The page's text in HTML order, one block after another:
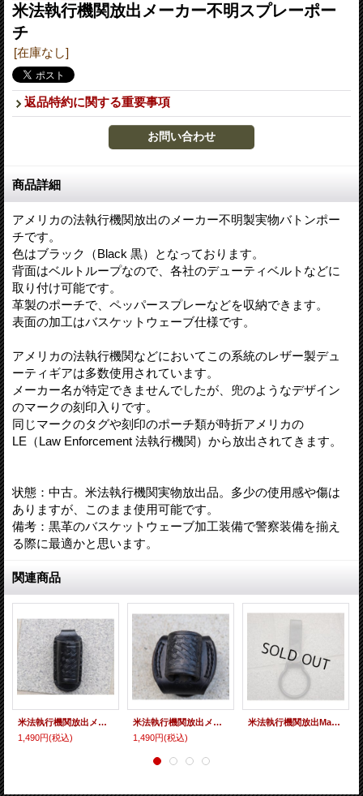
米法執行機関放出メーカー不明スプレーポー
チ
[在庫なし]
返品特約に関する重要事項
商品詳細
アメリカの法執行機関放出のメーカー不明製実物バトンポー
チです。
色はブラック（Black 黒）となっております。
背面はベルトループなので、各社のデューティベルトなどに
取り付け可能です。
革製のポーチで、ペッパースプレーなどを収納できます。
表面の加工はバスケットウェーブ仕様です。
アメリカの法執行機関などにおいてこの系統のレザー製デュ
ーティギアは多数使用されています。
メーカー名が特定できませんでしたが、兜のようなデザイン
のマークの刻印入りです。
同じマークのタグや刻印のポーチ類が時折アメリカの
LE（Law Enforcement 法執行機関）から放出されてきます。
状態：中古。米法執行機関実物放出品。多少の使用感や傷は
ありますが、このまま使用可能です。
備考：黒革のバスケットウェーブ加工装備で警察装備を揃え
る際に最適かと思います。
関連商品
米法執行機関放出メーカー不明バトンホルダー
1,490円(税込)
米法執行機関放出メーカー不明バトンホルダー
1,490円(税込)
米法執行機関放出Mag Instrument(マグライト)製フラッシュライトホルダー黒